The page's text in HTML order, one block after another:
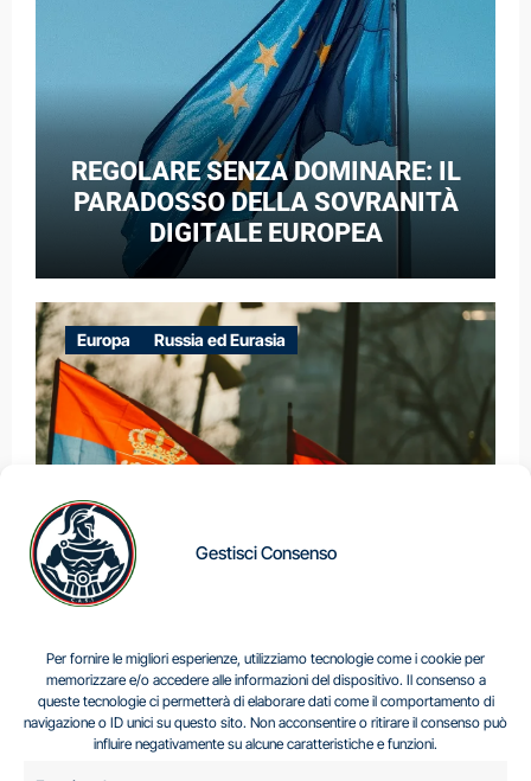
Gestisci Consenso
Per fornire le migliori esperienze, utilizziamo tecnologie come i cookie per
memorizzare e/o accedere alle informazioni del dispositivo. Il consenso a
queste tecnologie ci permetterà di elaborare dati come il comportamento di
navigazione o ID unici su questo sito. Non acconsentire o ritirare il consenso può
influire negativamente su alcune caratteristiche e funzioni.
REGOLARE SENZA DOMINARE: IL
PARADOSSO DELLA SOVRANITÀ
DIGITALE EUROPEA
Europa Russia ed Eurasia
Centro Analisi e Studi Italus © Tutti i diritti riservati